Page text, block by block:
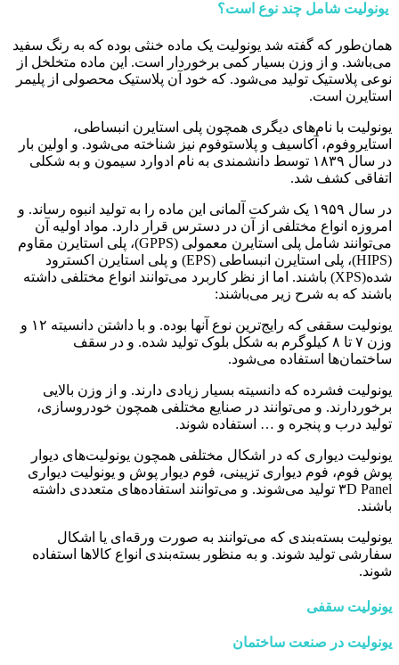
یونولیت شامل چند نوع است؟
همان‌طور که گفته شد یونولیت یک ماده خنثی بوده که به رنگ سفید
می‌باشد. و از وزن بسیار کمی برخوردار است. این ماده متخلخل از
نوعی پلاستیک تولید می‌شود. که خود آن پلاستیک محصولی از پلیمر
استایرن است.
یونولیت با نام‌های دیگری همچون پلی استایرن انبساطی،
استایروفوم، آکاسیف و پلاستوفوم نیز شناخته می‌شود. و اولین بار
در سال ۱۸۳۹ توسط دانشمندی به نام ادوارد سیمون و به شکلی
اتفاقی کشف شد.
در سال ۱۹۵۹ یک شرکت آلمانی این ماده را به تولید انبوه رساند. و
امروزه انواع مختلفی از آن در دسترس قرار دارد. مواد اولیه آن
می‌توانند شامل پلی استایرن معمولی (GPPS)، پلی استایرن مقاوم
(HIPS)، پلی استایرن انبساطی (EPS) و پلی استایرن اکسترود
شده(XPS) باشند. اما از نظر کاربرد می‌توانند انواع مختلفی داشته
باشند که به شرح زیر می‌باشند:
یونولیت سقفی که رایج‌ترین نوع آنها بوده. و با داشتن دانسیته ۱۲ و
وزن ۷ تا ۸ کیلوگرم به شکل بلوک تولید شده. و در سقف
ساختمان‌ها استفاده می‌شود.
یونولیت فشرده که دانسیته بسیار زیادی دارند. و از وزن بالایی
برخوردارند. و می‌توانند در صنایع مختلفی همچون خودروسازی،
تولید درب و پنجره و … استفاده شوند.
یونولیت دیواری که در اشکال مختلفی همچون یونولیت‌های دیوار
پوش فوم، فوم دیواری تزیینی، فوم دیوار پوش و یونولیت دیواری
۳D Panel تولید می‌شوند. و می‌توانند استفاده‌های متعددی داشته
باشند.
یونولیت بسته‌بندی که می‌توانند به صورت ورقه‌ای یا اشکال
سفارشی تولید شوند. و به منظور بسته‌بندی انواع کالاها استفاده
شوند.
یونولیت سقفی
یونولیت در صنعت ساختمان